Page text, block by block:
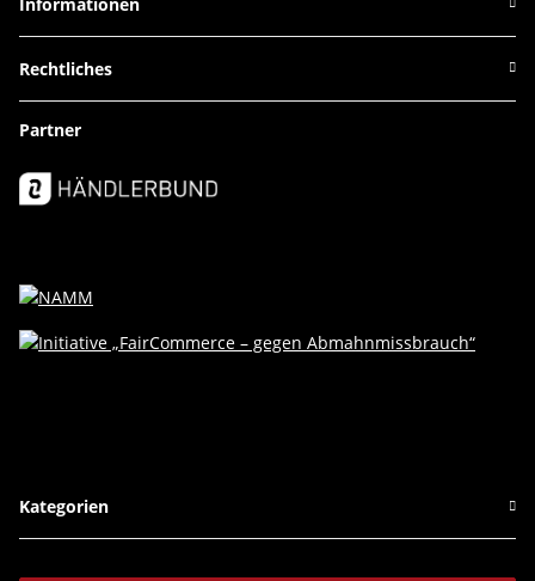
Rechtliches
Partner
Kategorien